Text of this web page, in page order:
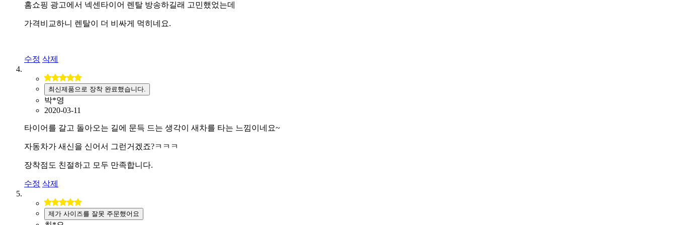
홈쇼핑 광고에서 넥센타이어 렌탈 방송하길래 고민했었는데
가격비교하니 렌탈이 더 비싸게 먹히네요.
수정 삭제
최신제품으로 장착 완료했습니다.
박*영
2020-03-11
타이어를 갈고 돌아오는 길에 문득 드는 생각이 새차를 타는 느낌이네요~
자동차가 새신을 신어서 그런거겠죠?ㅋㅋㅋ
장착점도 친절하고 모두 만족합니다.
수정 삭제
제가 사이즈를 잘못 주문했어요